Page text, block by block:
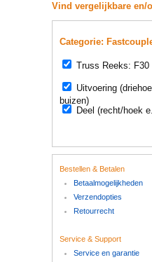
Vind vergelijkbare en/
Categorie:
Truss Reeks: F30
Uitvoering
buizen)
Deel (recht/hoek
Bestellen & Betalen
Betaalmogelijkheden
Verzendopties
Retourrecht
Service & Support
Service en garantie